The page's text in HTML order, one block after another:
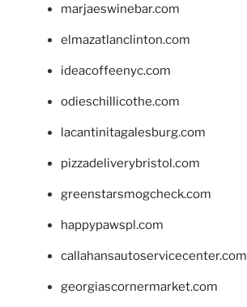
marjaeswinebar.com
elmazatlanclinton.com
ideacoffeenyc.com
odieschillicothe.com
lacantinitagalesburg.com
pizzadeliverybristol.com
greenstarsmogcheck.com
happypawspl.com
callahansautoservicecenter.com
georgiascornermarket.com